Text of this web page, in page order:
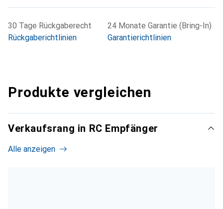
30 Tage Rückgaberecht
Rückgaberichtlinien
24 Monate Garantie (Bring-In)
Garantierichtlinien
Produkte vergleichen
Verkaufsrang in RC Empfänger
Alle anzeigen